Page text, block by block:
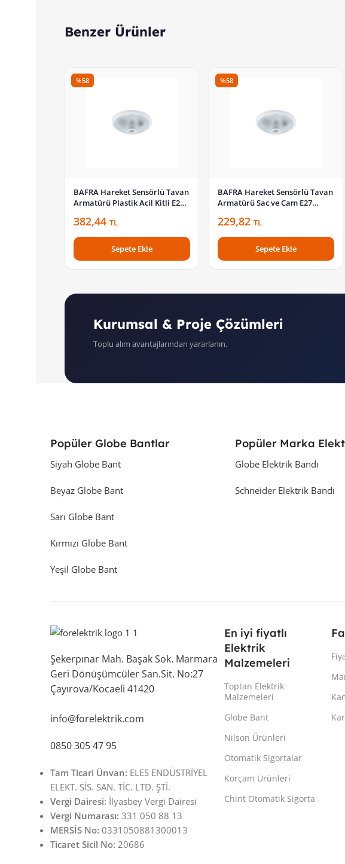
Benzer Ürünler
%58
BAFRA Hareket Sensörlü Tavan
Armatürü Plastik Acil Kitli E27
382,44 TL
Sepete Ekle
%58
BAFRA Hareket Sensörlü Tavan
Armatürü Sac ve Cam E27
229,82 TL
Sepete Ekle
Kurumsal & Proje Çözümleri
Toplu alım avantajlarından yararlanın.
Popüler Globe Bantlar
Siyah Globe Bant
Beyaz Globe Bant
Sarı Globe Bant
Kırmızı Globe Bant
Yeşil Globe Bant
Popüler Marka
Globe Elektrik Bandı
Schneider Elektrik Bandı
Şekerpınar Mah. Başak Sok. Marmara
Geri Dönüşümcüler San.Sit. No:27
Çayırova/Kocaeli 41420
info@forelektrik.com
0850 305 47 95
Tam Ticari Ünvan: ELES ENDÜSTRİYEL
ELEKT. SİS. SAN. TİC. LTD. ŞTİ.
Vergi Dairesi: İlyasbey Vergi Dairesi
Vergi Numarası: 331 050 88 13
MERSİS No: 0331050881300013
Ticaret Sicil No: 20686
En iyi fiyatlı
Elektrik
Malzemeleri
Toptan Elektrik
Malzemeleri
Globe Bant
Nilson Ürünleri
Otomatik Sigortalar
Korçam Ürünleri
Chint Otomatik Sigorta